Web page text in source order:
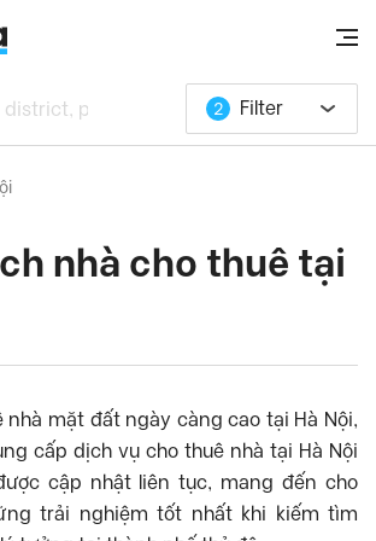
Bà Trưng
, Tây Hồ Quận
, Thanh Xuân Quận
city , Hai Bà Trưng Quận
Riverside, Long Biên Quận
2 Filter
Ban công/Sân thượng
Bể bơi
nhà cho thuê tại
nhà mặt đất ngày càng cao tại Hà Nội,
cấp dịch vụ cho thuê nhà tại Hà Nội
cập nhật liên tục, mang đến cho
trải nghiệm tốt nhất khi kiếm tìm